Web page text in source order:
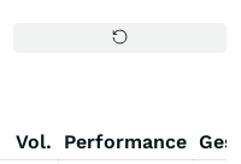
Vol. Performance